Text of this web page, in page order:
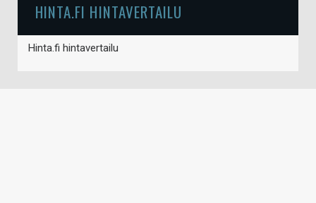
HINTA.FI HINTAVERTAILU
Hinta.fi hintavertailu